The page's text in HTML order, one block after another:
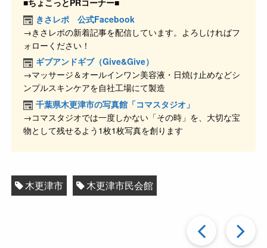
e
b
o
o
k
n
a
et
きさレポ 公式Facebook
→きさレポの新着記事を配信しています。よろしければフ
ォローください！
ギブアンドギブ（Give&Give）
→マッサージ＆オールインワン美容液・日焼け止めなどシ
ンプルスキンケアを自社工場にて製造
千葉県木更津市の写真館「コマスタジオ」
→コマスタジオでは一度しかない「その時」を、大切な宝
物として残せるよう1枚1枚写真を創ります
木更津市 木更津市民会館
過